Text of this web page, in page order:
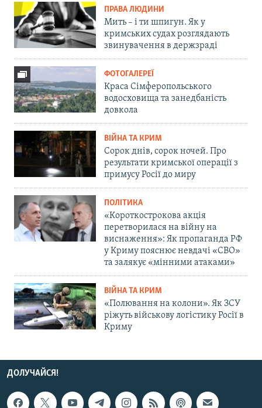
ПРАВА ЛЮДИНИ
Мить – і ти шпигун. Як у
кримських судах розглядають
звинувачення в держзраді
ФОТОГАЛЕРЕЇ
Краса Сімферопольського
водосховища та занедбаність
довкола
ВІЙНА ТА КРИМ
Сорок днів, сорок ночей. Про
результати кримської операції з
примусу Росії до миру
ПОЛІТИКА
«Короткострокова акція
перетворилася на війну на
виснаження»: Як пропаганда РФ
у Криму пояснює невдачі «СВО»
та залякує «мінними атаками»
ВІЙНА ТА КРИМ
«Полювання на колони». Як ЗСУ
ріжуть військову логістику Росії в
Криму
ДОЛУЧАЙСЯ!